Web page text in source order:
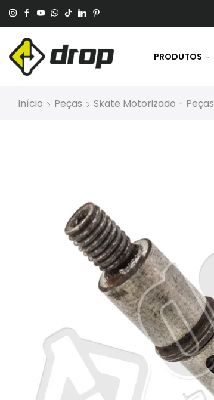
No Pagamento Por PIX Ou Boleto.
PRODUTOS
Início Peças Skate Motorizado - Peças